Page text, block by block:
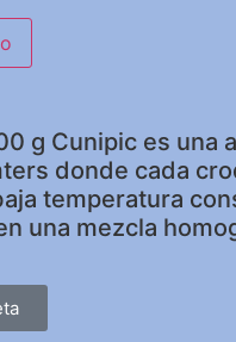
g Cunipic es una
donde cada
temperatura
una mezcla